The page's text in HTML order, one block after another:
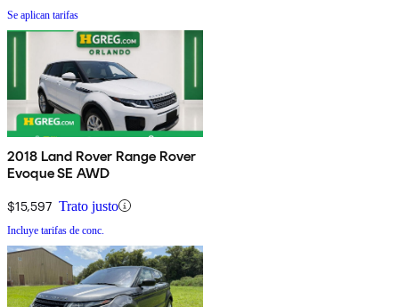
Se aplican tarifas
2018 Land Rover Range Rover
Evoque SE AWD
$15,597 Trato justo
Incluye tarifas de conc.